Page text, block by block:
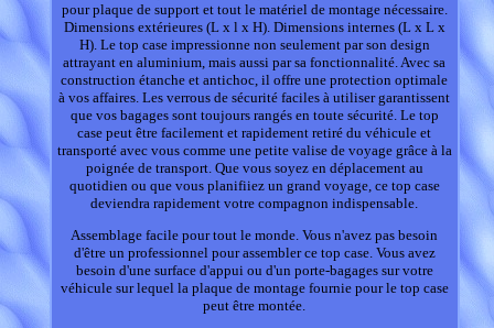
pour plaque de support et tout le matériel de montage nécessaire.
Dimensions extérieures (L x l x H). Dimensions internes (L x L x
H). Le top case impressionne non seulement par son design
attrayant en aluminium, mais aussi par sa fonctionnalité. Avec sa
construction étanche et antichoc, il offre une protection optimale
à vos affaires. Les verrous de sécurité faciles à utiliser garantissent
que vos bagages sont toujours rangés en toute sécurité. Le top
case peut être facilement et rapidement retiré du véhicule et
transporté avec vous comme une petite valise de voyage grâce à la
poignée de transport. Que vous soyez en déplacement au
quotidien ou que vous planifiiez un grand voyage, ce top case
deviendra rapidement votre compagnon indispensable.
Assemblage facile pour tout le monde. Vous n'avez pas besoin
d'être un professionnel pour assembler ce top case. Vous avez
besoin d'une surface d'appui ou d'un porte-bagages sur votre
véhicule sur lequel la plaque de montage fournie pour le top case
peut être montée.